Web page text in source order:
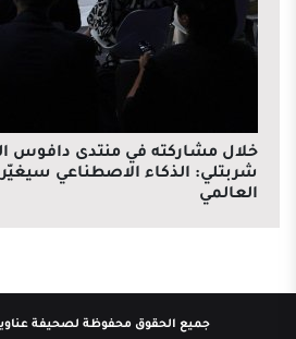
شربتلي: الذكاء الاصطناعي
العالمي
جميع الحقوق محفوظة لصحيفة عناوين